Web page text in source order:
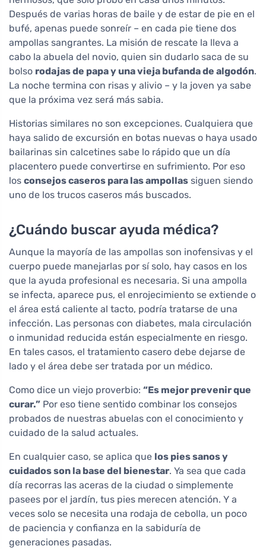
Después de varias horas de baile y de estar de pie en el
bufé, apenas puede sonreír – en cada pie tiene dos
ampollas sangrantes. La misión de rescate la lleva a
cabo la abuela del novio, quien sin dudarlo saca de su
bolso rodajas de papa y una vieja bufanda de algodón.
La noche termina con risas y alivio – y la joven ya sabe
que la próxima vez será más sabia.
Historias similares no son excepciones. Cualquiera que
haya salido de excursión en botas nuevas o haya usado
bailarinas sin calcetines sabe lo rápido que un día
placentero puede convertirse en sufrimiento. Por eso
los consejos caseros para las ampollas siguen siendo
uno de los trucos caseros más buscados.
¿Cuándo buscar ayuda médica?
Aunque la mayoría de las ampollas son inofensivas y el
cuerpo puede manejarlas por sí solo, hay casos en los
que la ayuda profesional es necesaria. Si una ampolla
se infecta, aparece pus, el enrojecimiento se extiende o
el área está caliente al tacto, podría tratarse de una
infección. Las personas con diabetes, mala circulación
o inmunidad reducida están especialmente en riesgo.
En tales casos, el tratamiento casero debe dejarse de
lado y el área debe ser tratada por un médico.
Como dice un viejo proverbio: “Es mejor prevenir que
curar.” Por eso tiene sentido combinar los consejos
probados de nuestras abuelas con el conocimiento y
cuidado de la salud actuales.
En cualquier caso, se aplica que los pies sanos y
cuidados son la base del bienestar. Ya sea que cada
día recorras las aceras de la ciudad o simplemente
pasees por el jardín, tus pies merecen atención. Y a
veces solo se necesita una rodaja de cebolla, un poco
de paciencia y confianza en la sabiduría de
generaciones pasadas.